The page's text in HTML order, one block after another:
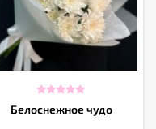
Белоснежное чудо